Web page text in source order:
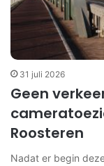
31 juli 2026
Geen
Roosteren
Nadat er begin